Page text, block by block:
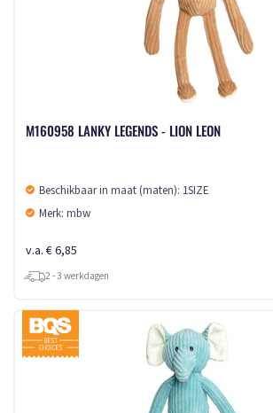
M160958 LANKY LEGENDS - LION LEON
Beschikbaar in maat (maten): 1SIZE
Merk: mbw
v.a. € 6,85
2 - 3 werkdagen